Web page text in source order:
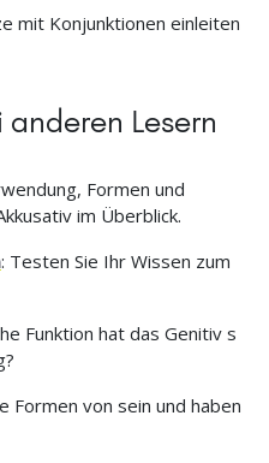
mit Konjunktionen einleiten
Lesern
Formen und
im Überblick.
: Testen Sie Ihr Wissen zum
Funktion hat das Genitiv s
Formen von sein und haben